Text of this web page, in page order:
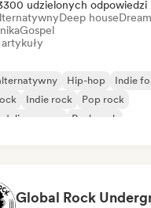
udzielonych odpowiedzi
Deep house
Gospel
Hip-hop
Indie
Indie rock
Pop rock
pop
Punk rock